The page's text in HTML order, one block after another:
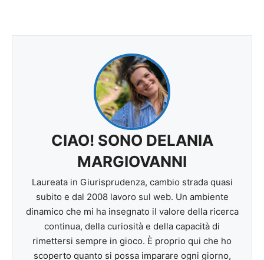
CIAO! SONO DELANIA
MARGIOVANNI
Laureata in Giurisprudenza, cambio strada quasi
subito e dal 2008 lavoro sul web. Un ambiente
dinamico che mi ha insegnato il valore della ricerca
continua, della curiosità e della capacità di
rimettersi sempre in gioco. È proprio qui che ho
scoperto quanto si possa imparare ogni giorno,